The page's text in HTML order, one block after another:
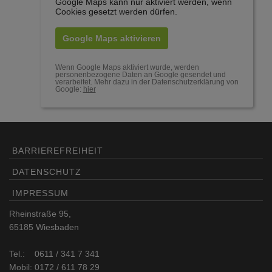
Cookies gesetzt werden dürfen.
Google Maps aktivieren
Wenn Google Maps aktiviert wurde, werden
personenbezogene Daten an Google gesendet und
verarbeitet. Mehr dazu in der Datenschutzerklärung von
Google: hier
BARRIEREFREIHEIT
DATENSCHUTZ
IMPRESSUM
Rheinstraße 95,
65185 Wiesbaden
Tel.: 0611 / 341 7 341
Mobil: 0172 / 611 78 29